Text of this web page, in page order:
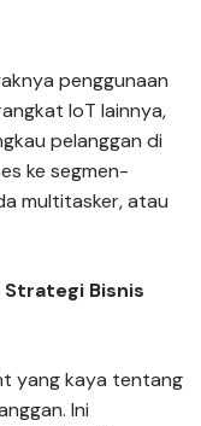
penggunaan
IoT lainnya,
pelanggan di
ke segmen-
multitasker, atau
Strategi Bisnis
yang kaya tentang
Ini